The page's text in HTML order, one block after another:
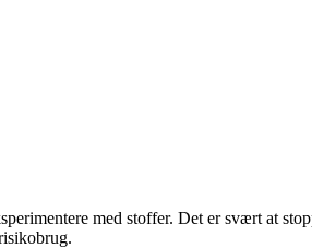
med stoffer. Det er svært at